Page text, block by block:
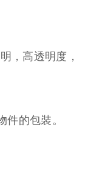
，高透明度，
的包裝。